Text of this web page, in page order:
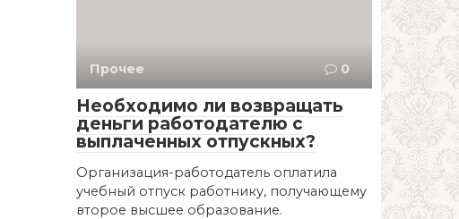
Прочее 0
Необходимо ли возвращать
деньги работодателю с
выплаченных отпускных?
Организация-работодатель оплатила
учебный отпуск работнику, получающему
второе высшее образование.